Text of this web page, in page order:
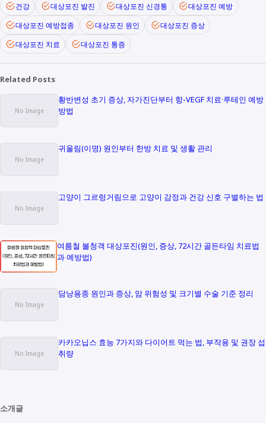
건강 대상포진 발진 대상포진 신경통
대상포진 예방
대상포진 예방접종
대상포진 원인
대상포진 증상
대상포진 치료
대상포진 통증
Related Posts
황반변성 초기 증상, 자가진단부터 항-VEGF 치료·루테인 예방
방법
귀울림(이명) 원인부터 한방 치료 및 생활 관리
고양이 그르렁거림으로 고양이 감정과 건강 신호 구별하는 법
여름철 불청객 대상포진(원인, 증상, 72시간 골든타임 치료법
과 예방법)
담낭용종 원인과 증상, 암 위험성 및 크기별 수술 기준 정리
카카오닙스 효능 7가지와 다이어트 먹는 법, 부작용 및 권장 섭
취량
소개글